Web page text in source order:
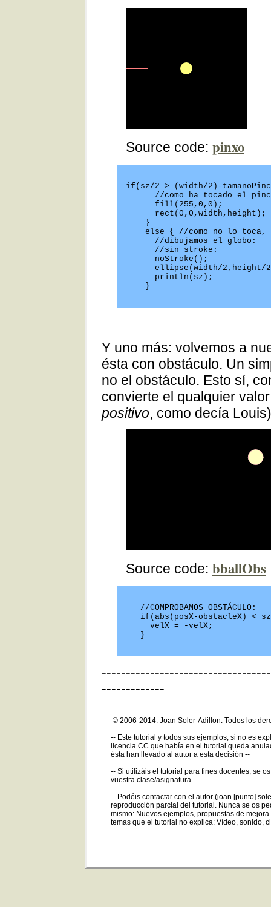
Source code: pinxo
if(sz/2 > (width/2)-
//como ha tocado el
      fill(255,0,0);
      rect(0,0,width,height);
    }
else { //como no lo toca,
      //dibujamos el globo:
      //sin stroke:
      noStroke();
ellipse(width/2,height/
      println(sz);
    }
Y uno más: volvemos a
ésta con obstáculo. Un
no el obstáculo. Esto sí,
convierte el qualquier
positivo, como decía
Source code: bballObs
   //COMPROBAMOS OBSTÁCULO:
if(abs(posX-obstacleX) <
     velX = -velX;
   }
-------------